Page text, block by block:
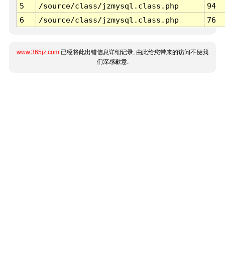
5
/source/class/jzmysql.class.php
94
6
/source/class/jzmysql.class.php 76
www.365jz.com 已经将此出错信息详细记录, 由此给您带来的访问不便我
们深感歉意.